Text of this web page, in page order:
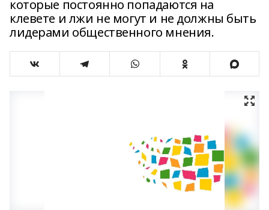
которые постоянно попадаются на
клевете и лжи не могут и не должны быть
лидерами общественного мнения.